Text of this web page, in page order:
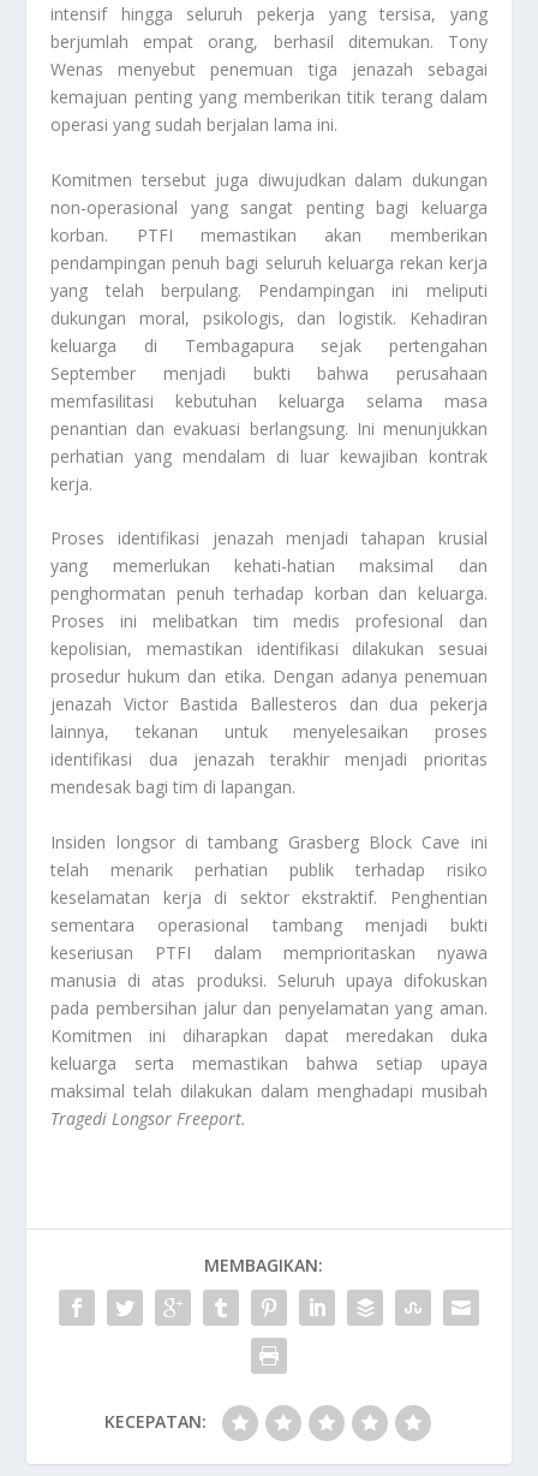
intensif hingga seluruh pekerja yang tersisa, yang
berjumlah empat orang, berhasil ditemukan. Tony
Wenas menyebut penemuan tiga jenazah sebagai
kemajuan penting yang memberikan titik terang dalam
operasi yang sudah berjalan lama ini.
Komitmen tersebut juga diwujudkan dalam dukungan
non-operasional yang sangat penting bagi keluarga
korban. PTFI memastikan akan memberikan
pendampingan penuh bagi seluruh keluarga rekan kerja
yang telah berpulang. Pendampingan ini meliputi
dukungan moral, psikologis, dan logistik. Kehadiran
keluarga di Tembagapura sejak pertengahan
September menjadi bukti bahwa perusahaan
memfasilitasi kebutuhan keluarga selama masa
penantian dan evakuasi berlangsung. Ini menunjukkan
perhatian yang mendalam di luar kewajiban kontrak
kerja.
Proses identifikasi jenazah menjadi tahapan krusial
yang memerlukan kehati-hatian maksimal dan
penghormatan penuh terhadap korban dan keluarga.
Proses ini melibatkan tim medis profesional dan
kepolisian, memastikan identifikasi dilakukan sesuai
prosedur hukum dan etika. Dengan adanya penemuan
jenazah Victor Bastida Ballesteros dan dua pekerja
lainnya, tekanan untuk menyelesaikan proses
identifikasi dua jenazah terakhir menjadi prioritas
mendesak bagi tim di lapangan.
Insiden longsor di tambang Grasberg Block Cave ini
telah menarik perhatian publik terhadap risiko
keselamatan kerja di sektor ekstraktif. Penghentian
sementara operasional tambang menjadi bukti
keseriusan PTFI dalam memprioritaskan nyawa
manusia di atas produksi. Seluruh upaya difokuskan
pada pembersihan jalur dan penyelamatan yang aman.
Komitmen ini diharapkan dapat meredakan duka
keluarga serta memastikan bahwa setiap upaya
maksimal telah dilakukan dalam menghadapi musibah
Tragedi Longsor Freeport.
MEMBAGIKAN:
KECEPATAN: